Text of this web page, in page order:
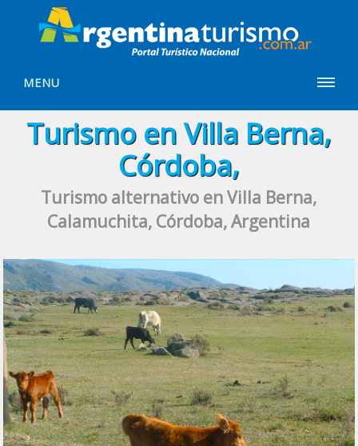
MENU
Turismo en Villa Berna,
Córdoba,
Turismo alternativo en Villa Berna,
Calamuchita, Córdoba, Argentina